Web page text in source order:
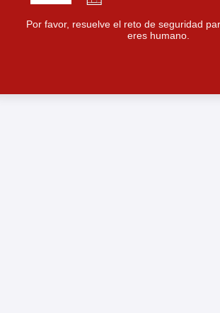
Por favor, resuelve el reto de seguridad
eres humano.